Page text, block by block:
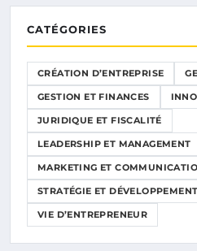
CATÉGORIES
CRÉATION D’ENTREPRISE
GESTION ET FINANCES
JURIDIQUE ET FISCALITÉ
LEADERSHIP ET MANAGEMENT
MARKETING ET
STRATÉGIE ET DÉVELOPPEMENT
VIE D’ENTREPRENEUR